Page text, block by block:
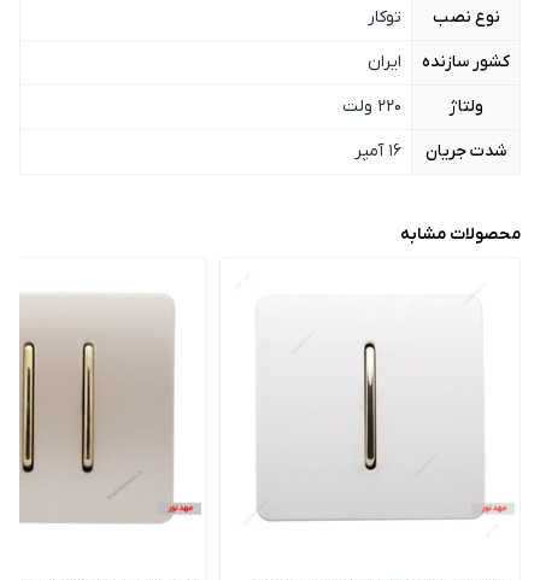
نوع نصب
توکار
کشور سازنده
ایران
ولتاژ
220 ولت
شدت جریان
16 آمپر
محصولات مشابه